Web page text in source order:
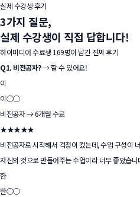
실제 수강생 후기
3가지 질문,
실제 수강생이 직접 답합니다!
하이미디어 수료생 169명이 남긴 진짜 후기
Q1. 비전공자?→ 할 수 있어요!
이
이○○
비전공자 → 6개월 수료
★★★★★
비전공자로 시작해서 걱정이 컸는데, 수업 구성이
자신의 것으로 만들어주는 수업이라 너무 좋았습니
한
한○○